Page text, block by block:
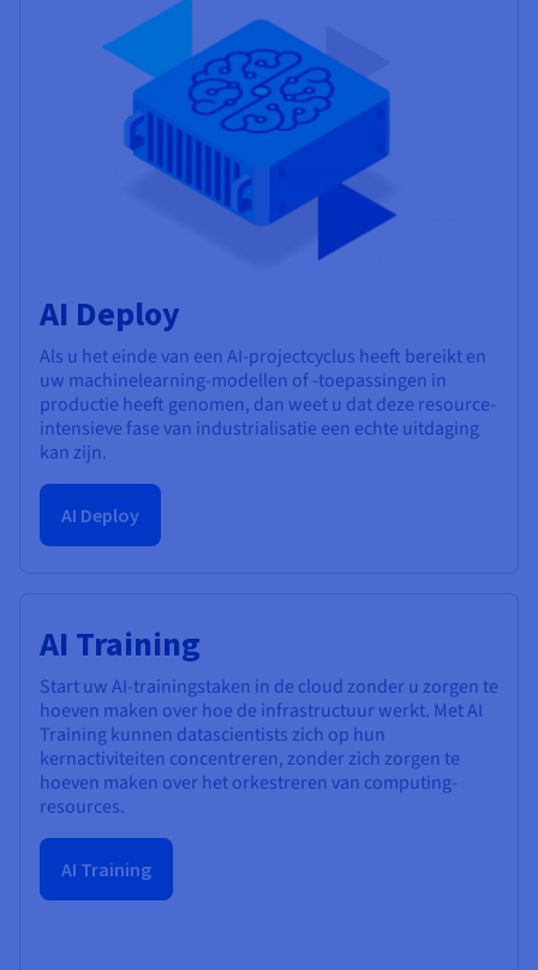
AI Deploy
Als u het einde van een AI-projectcyclus heeft bereikt en
uw machinelearning-modellen of -toepassingen in
productie heeft genomen, dan weet u dat deze resource-
intensieve fase van industrialisatie een echte uitdaging
kan zijn.
AI Deploy
AI Training
Start uw AI-trainingstaken in de cloud zonder u zorgen te
hoeven maken over hoe de infrastructuur werkt. Met AI
Training kunnen datascientists zich op hun
kernactiviteiten concentreren, zonder zich zorgen te
hoeven maken over het orkestreren van computing-
resources.
AI Training